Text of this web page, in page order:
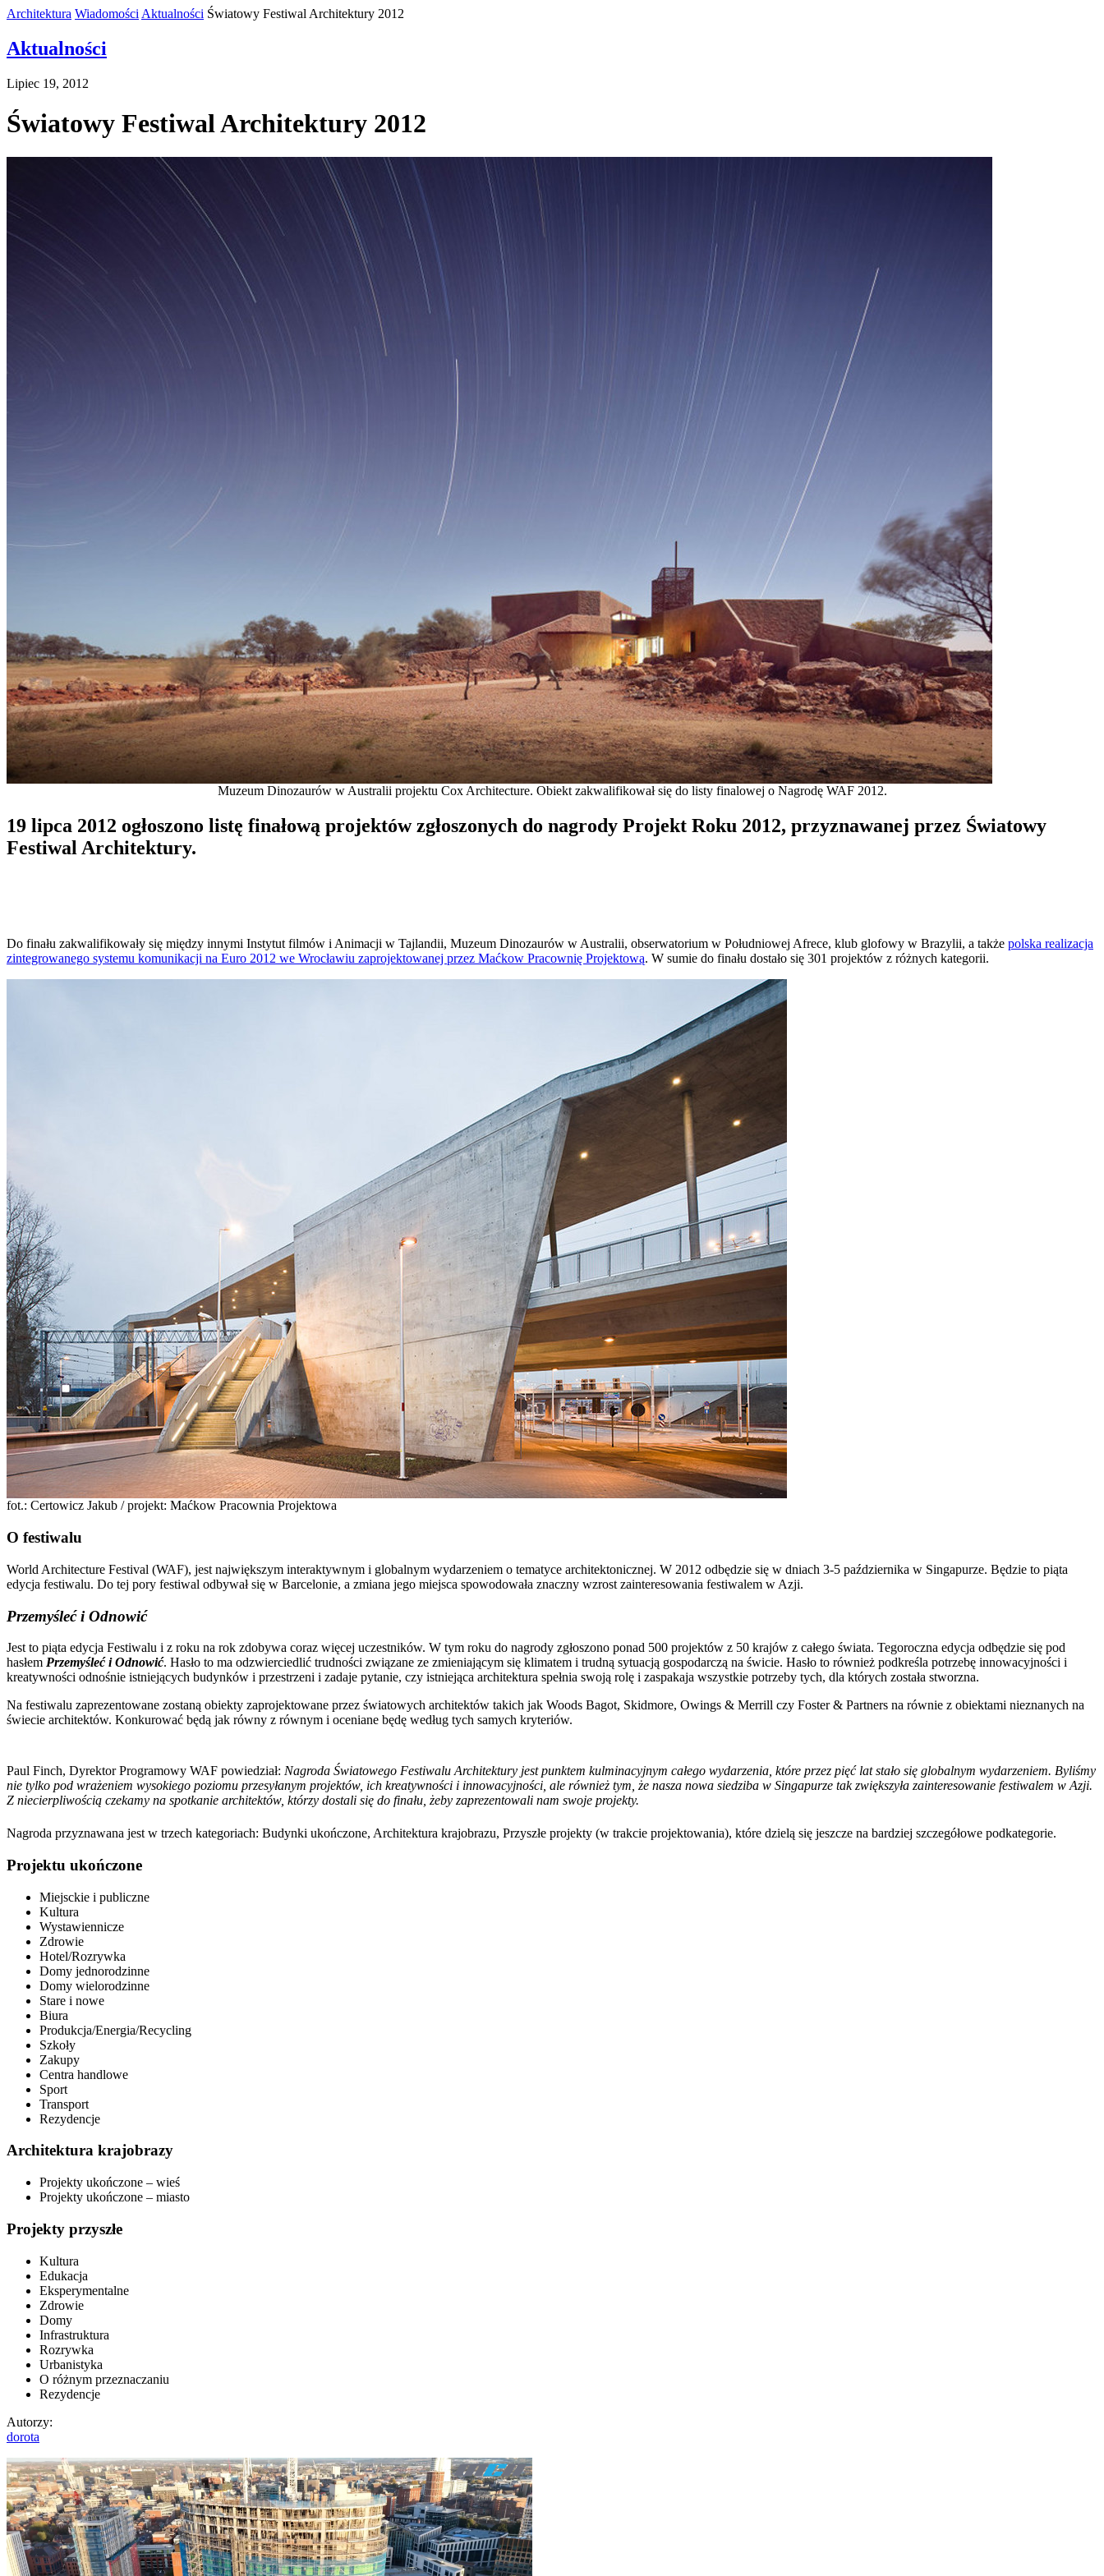
Architektura Wiadomości Aktualności Światowy Festiwal Architektury 2012
Aktualności
Lipiec 19, 2012
Światowy Festiwal Architektury 2012
Muzeum Dinozaurów w Australii projektu Cox Architecture. Obiekt zakwalifikował się do listy finalowej o Nagrodę WAF 2012.
19 lipca 2012 ogłoszono listę finałową projektów zgłoszonych do nagrody Projekt Roku 2012, przyznawanej przez Światowy
Festiwal Architektury.
Do finału zakwalifikowały się między innymi Instytut filmów i Animacji w Tajlandii, Muzeum Dinozaurów w Australii, obserwatorium w Południowej Afrece, klub glofowy w Brazylii, a także polska realizacja
zintegrowanego systemu komunikacji na Euro 2012 we Wrocławiu zaprojektowanej przez Maćkow Pracownię Projektową. W sumie do finału dostało się 301 projektów z różnych kategorii.
fot.: Certowicz Jakub / projekt: Maćkow Pracownia Projektowa
O festiwalu
World Architecture Festival (WAF), jest największym interaktywnym i globalnym wydarzeniem o tematyce architektonicznej. W 2012 odbędzie się w dniach 3-5 października w Singapurze. Będzie to piąta
edycja festiwalu. Do tej pory festiwal odbywał się w Barcelonie, a zmiana jego miejsca spowodowała znaczny wzrost zainteresowania festiwalem w Azji.
Przemyśleć i Odnowić
Jest to piąta edycja Festiwalu i z roku na rok zdobywa coraz więcej uczestników. W tym roku do nagrody zgłoszono ponad 500 projektów z 50 krajów z całego świata. Tegoroczna edycja odbędzie się pod
hasłem Przemyśleć i Odnowić. Hasło to ma odzwierciedlić trudności związane ze zmieniającym się klimatem i trudną sytuacją gospodarczą na świcie. Hasło to również podkreśla potrzebę innowacyjności i
kreatywności odnośnie istniejących budynków i przestrzeni i zadaje pytanie, czy istniejąca architektura spełnia swoją rolę i zaspakaja wszystkie potrzeby tych, dla których została stworzna.
Na festiwalu zaprezentowane zostaną obiekty zaprojektowane przez światowych architektów takich jak Woods Bagot, Skidmore, Owings & Merrill czy Foster & Partners na równie z obiektami nieznanych na
świecie architektów. Konkurować będą jak równy z równym i oceniane będę według tych samych kryteriów.
Paul Finch, Dyrektor Programowy WAF powiedział: Nagroda Światowego Festiwalu Architektury jest punktem kulminacyjnym całego wydarzenia, które przez pięć lat stało się globalnym wydarzeniem. Byliśmy
nie tylko pod wrażeniem wysokiego poziomu przesyłanym projektów, ich kreatywności i innowacyjności, ale również tym, że nasza nowa siedziba w Singapurze tak zwiększyła zainteresowanie festiwalem w Azji.
Z niecierpliwością czekamy na spotkanie architektów, którzy dostali się do finału, żeby zaprezentowali nam swoje projekty.
Nagroda przyznawana jest w trzech kategoriach: Budynki ukończone, Architektura krajobrazu, Przyszłe projekty (w trakcie projektowania), które dzielą się jeszcze na bardziej szczegółowe podkategorie.
Projektu ukończone
Miejsckie i publiczne
Kultura
Wystawiennicze
Zdrowie
Hotel/Rozrywka
Domy jednorodzinne
Domy wielorodzinne
Stare i nowe
Biura
Produkcja/Energia/Recycling
Szkoły
Zakupy
Centra handlowe
Sport
Transport
Rezydencje
Architektura krajobrazy
Projekty ukończone – wieś
Projekty ukończone – miasto
Projekty przyszłe
Kultura
Edukacja
Eksperymentalne
Zdrowie
Domy
Infrastruktura
Rozrywka
Urbanistyka
O różnym przeznaczaniu
Rezydencje
Autorzy:
dorota